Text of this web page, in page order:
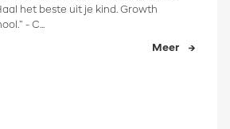
het beste uit je kind. Growth
- ​C...
Meer